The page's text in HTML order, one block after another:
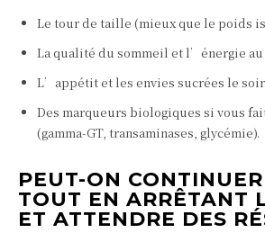
Le tour de taille (mieux que le poids
La qualité du sommeil et l’énergie
L’appétit et les envies sucrées le soir.
Des marqueurs biologiques si vous
(gamma‑GT, transaminases, glycémie).
PEUT-ON
TOUT EN ARRÊTANT
ET ATTENDRE DES